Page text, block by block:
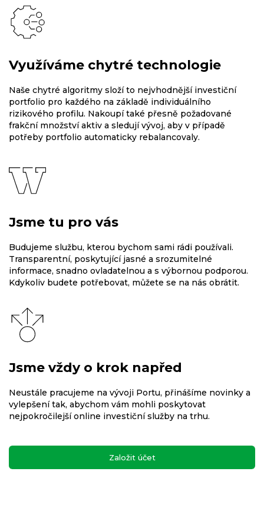
Využíváme chytré technologie
Naše chytré algoritmy složí to nejvhodnější investiční
portfolio pro každého na základě individuálního
rizikového profilu. Nakoupí také přesně požadované
frakční množství aktiv a sledují vývoj, aby v případě
potřeby portfolio automaticky rebalancovaly.
Jsme tu pro vás
Budujeme službu, kterou bychom sami rádi používali.
Transparentní, poskytující jasné a srozumitelné
informace, snadno ovladatelnou a s výbornou podporou.
Kdykoliv budete potřebovat, můžete se na nás obrátit.
Jsme vždy o krok napřed
Neustále pracujeme na vývoji Portu, přinášíme novinky a
vylepšení tak, abychom vám mohli poskytovat
nejpokročilejší online investiční služby na trhu.
Založit účet